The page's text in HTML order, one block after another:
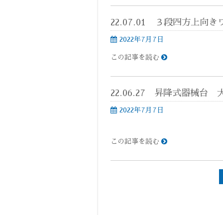
22.07.01 ３段四方上向き
2022年7月7日
この記事を読む
22.06.27 昇降式器械台
2022年7月7日
この記事を読む